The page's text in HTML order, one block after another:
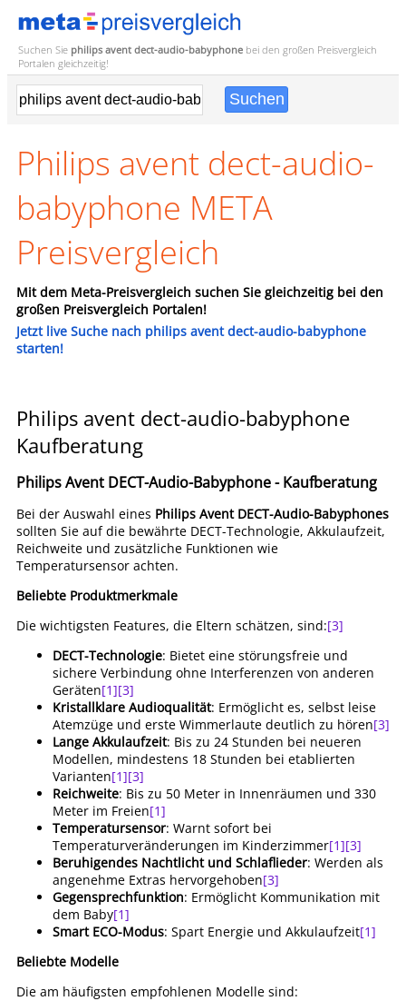
Suchen Sie philips avent dect-audio-babyphone bei den großen Preisvergleich
Portalen gleichzeitig!
Philips avent dect-audio-
babyphone META
Preisvergleich
Mit dem Meta-Preisvergleich suchen Sie gleichzeitig bei den
großen Preisvergleich Portalen!
Jetzt live Suche nach philips avent dect-audio-babyphone
starten!
Philips avent dect-audio-babyphone
Kaufberatung
Philips Avent DECT-Audio-Babyphone - Kaufberatung
Bei der Auswahl eines Philips Avent DECT-Audio-Babyphones
sollten Sie auf die bewährte DECT-Technologie, Akkulaufzeit,
Reichweite und zusätzliche Funktionen wie
Temperatursensor achten.
Beliebte Produktmerkmale
Die wichtigsten Features, die Eltern schätzen, sind:[3]
DECT-Technologie: Bietet eine störungsfreie und
sichere Verbindung ohne Interferenzen von anderen
Geräten[1][3]
Kristallklare Audioqualität: Ermöglicht es, selbst leise
Atemzüge und erste Wimmerlaute deutlich zu hören[3]
Lange Akkulaufzeit: Bis zu 24 Stunden bei neueren
Modellen, mindestens 18 Stunden bei etablierten
Varianten[1][3]
Reichweite: Bis zu 50 Meter in Innenräumen und 330
Meter im Freien[1]
Temperatursensor: Warnt sofort bei
Temperaturveränderungen im Kinderzimmer[1][3]
Beruhigendes Nachtlicht und Schlaflieder: Werden als
angenehme Extras hervorgehoben[3]
Gegensprechfunktion: Ermöglicht Kommunikation mit
dem Baby[1]
Smart ECO-Modus: Spart Energie und Akkulaufzeit[1]
Beliebte Modelle
Die am häufigsten empfohlenen Modelle sind: